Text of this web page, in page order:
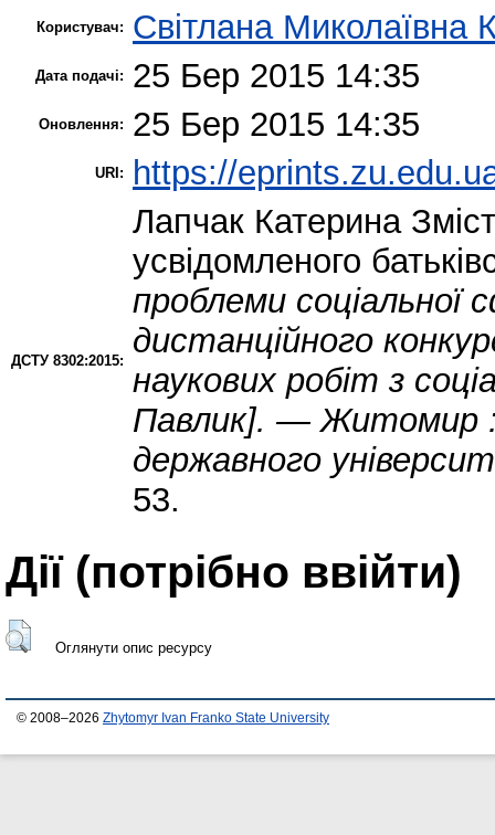
Користувач: Світлана Миколаївна
Дата подачі: 25 Бер 2015 14:35
Оновлення: 25 Бер 2015 14:35
URI: https://
ДСТУ 8302:2015:
Лапчак Катерина
усвідомленого
проблеми соціальної
дистанційного
наукових робіт з
Павлик]. — Житомир
державного
53.
Дії ​​(потрібно ввійти)
Оглянути опис ресурсу
© 2008–2026 Zhytomyr Ivan Franko State University